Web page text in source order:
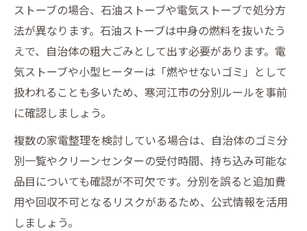
扇風機やテレビの処分方法も比較
健康器具も含めた一括処分のコツ
自治体ルールで確認すべきポイント
ストーブの場合、石油ストーブや電気ストーブで処分方
法が異なります。石油ストーブは中身の燃料を抜いたう
えで、自治体の粗大ごみとして出す必要があります。電
気ストーブや小型ヒーターは「燃やせないゴミ」として
扱われることも多いため、寒河江市の分別ルールを事前
に確認しましょう。
複数の家電整理を検討している場合は、自治体のゴミ分
別一覧やクリーンセンターの受付時間、持ち込み可能な
品目についても確認が不可欠です。分別を誤ると追加費
用や回収不可となるリスクがあるため、公式情報を活用
しましょう。